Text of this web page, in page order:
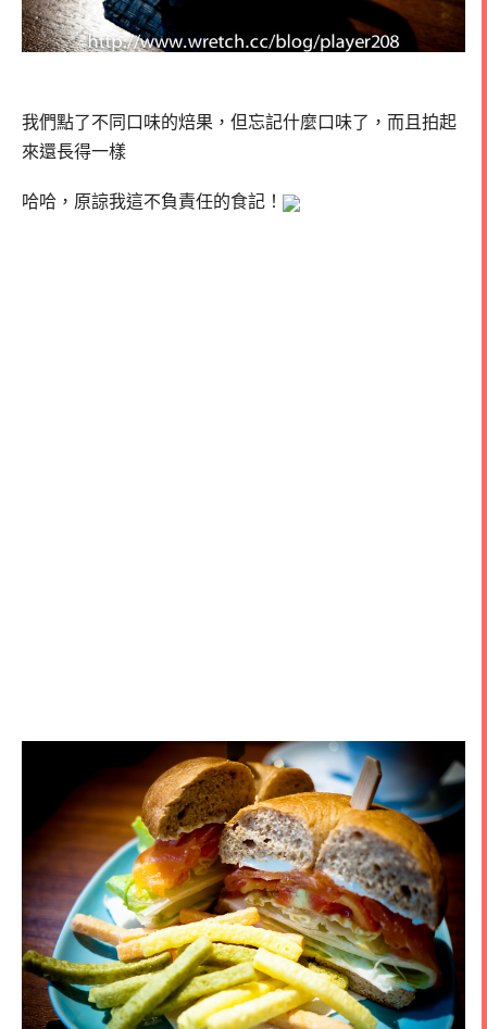
我們點了不同口味的焙果，但忘記什麼口味了，而且拍起
來還長得一樣
哈哈，原諒我這不負責任的食記！